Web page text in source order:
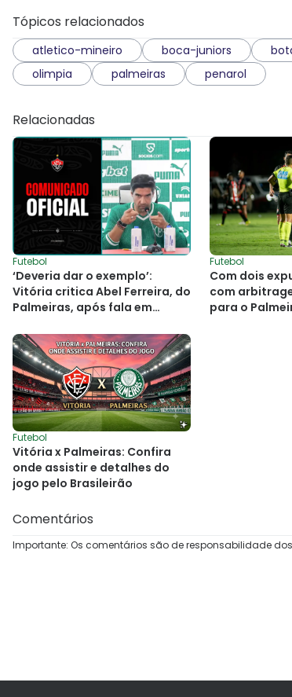
Tópicos relacionados
atletico-mineiro boca-juniors
olimpia
palmeiras penarol
Relacionadas
Futebol
‘Deveria dar o exemplo’:
Vitória critica Abel Ferreira, do
Palmeiras, após fala em
Futebol
Com dois
com
para o
Futebol
Vitória x Palmeiras: Confira
onde assistir e detalhes do
jogo pelo Brasileirão
Comentários
Importante: Os comentários são de responsabilidade